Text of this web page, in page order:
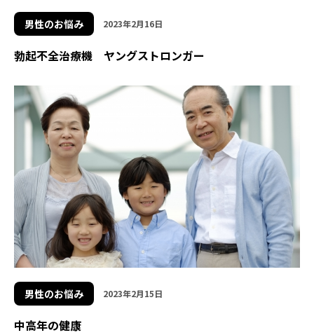
男性のお悩み 2023年2月16日
勃起不全治療機 ヤングストロンガー
男性のお悩み 2023年2月15日
中高年の健康